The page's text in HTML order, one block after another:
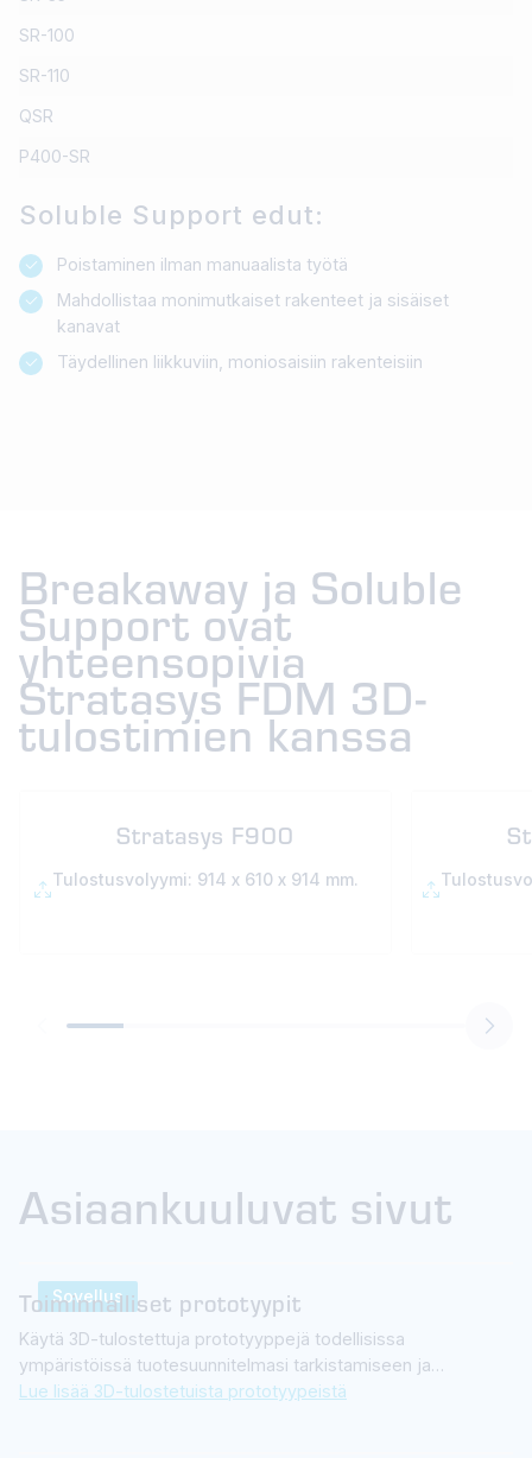
SR-100
SR-110
QSR
P400-SR
Soluble Support edut:
Poistaminen ilman manuaalista työtä
Mahdollistaa monimutkaiset rakenteet ja sisäiset
kanavat
Täydellinen liikkuviin, moniosaisiin rakenteisiin
Breakaway ja Soluble
Support ovat
yhteensopivia
Stratasys FDM 3D-
tulostimien kanssa
Stratasys F900
Tulostusvolyymi: 914 x 610 x 914 mm.
Asiaankuuluvat sivut
Sovellus
Toiminnalliset prototyypit
Käytä 3D-tulostettuja prototyyppejä todellisissa
ympäristöissä tuotesuunnitelmasi tarkistamiseen ja
testaamiseen.
Lue lisää 3D-tulostetuista prototyypeistä